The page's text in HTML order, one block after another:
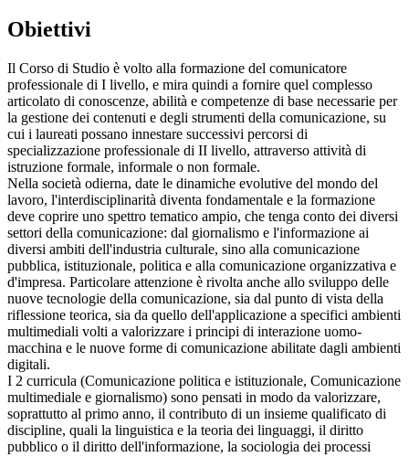
Obiettivi
Il Corso di Studio è volto alla formazione del comunicatore
professionale di I livello, e mira quindi a fornire quel complesso
articolato di conoscenze, abilità e competenze di base necessarie per
la gestione dei contenuti e degli strumenti della comunicazione, su
cui i laureati possano innestare successivi percorsi di
specializzazione professionale di II livello, attraverso attività di
istruzione formale, informale o non formale.
Nella società odierna, date le dinamiche evolutive del mondo del
lavoro, l'interdisciplinarità diventa fondamentale e la formazione
deve coprire uno spettro tematico ampio, che tenga conto dei diversi
settori della comunicazione: dal giornalismo e l'informazione ai
diversi ambiti dell'industria culturale, sino alla comunicazione
pubblica, istituzionale, politica e alla comunicazione organizzativa e
d'impresa. Particolare attenzione è rivolta anche allo sviluppo delle
nuove tecnologie della comunicazione, sia dal punto di vista della
riflessione teorica, sia da quello dell'applicazione a specifici ambienti
multimediali volti a valorizzare i principi di interazione uomo-
macchina e le nuove forme di comunicazione abilitate dagli ambienti
digitali.
I 2 curricula (Comunicazione politica e istituzionale, Comunicazione
multimediale e giornalismo) sono pensati in modo da valorizzare,
soprattutto al primo anno, il contributo di un insieme qualificato di
discipline, quali la linguistica e la teoria dei linguaggi, il diritto
pubblico o il diritto dell'informazione, la sociologia dei processi